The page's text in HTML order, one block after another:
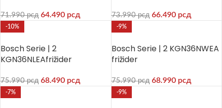
71.990рсд 64.490 рсд 73.990рсд 66.490 рсд
-10%
Bosch Serie | 2
KGN36NLEAfrižider
75.990рсд 68.490 рсд
-9%
Bosch Serie | 2 KGN36NWEA
frižider
75.990рсд 68.990 рсд
-7% -9%